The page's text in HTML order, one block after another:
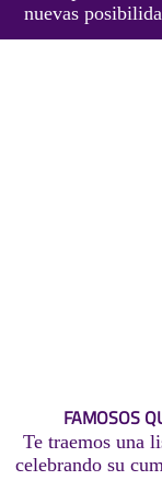
nuevas
FAMOSOS
Te traemos una
celebrando su